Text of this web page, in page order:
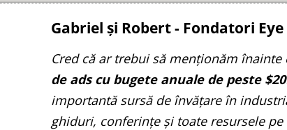
Gabriel și Robert - Fondatori
Cred că ar trebui să menționăm înainte
de ads cu bugete anuale de peste
importantă sursă de învățare în
ghiduri, conferințe și toate resursele pe